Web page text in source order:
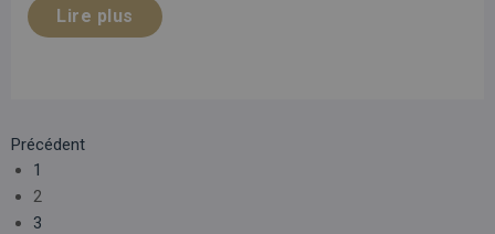
Lire plus
Précédent
1
2
3